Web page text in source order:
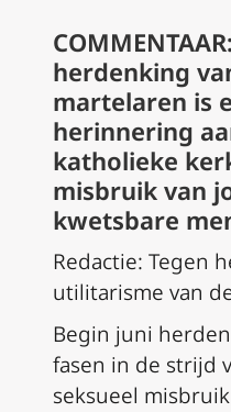
herdenking
martelaren is
herinnering
katholieke
misbruik van
kwetsbare
Redactie: Tegen
utilitarisme van
Begin juni
fasen in de strijd
seksueel